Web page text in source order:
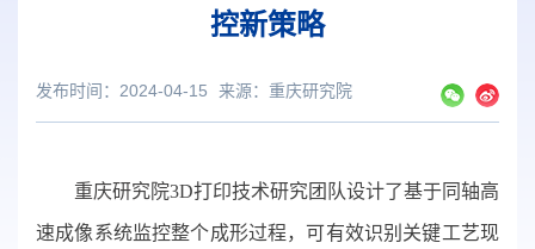
控新策略
发布时间：2024-04-15 来源： 重庆研究院
重庆研究院3D打印技术研究团队设计了基于同轴高
速成像系统监控整个成形过程，可有效识别关键工艺现